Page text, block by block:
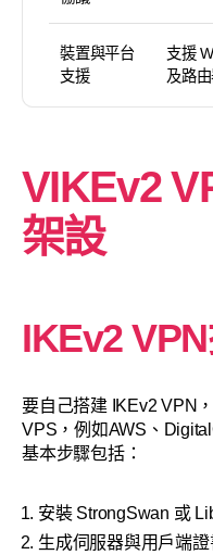
裝置與平台
支援
支援
及路
VIKEv2
架設
IKEv2
要自己搭建 IKEv2 VPN
VPS，例如AWS、
基本步驟包括：
安裝 StrongSwan 或
生成伺服器與用戶端證